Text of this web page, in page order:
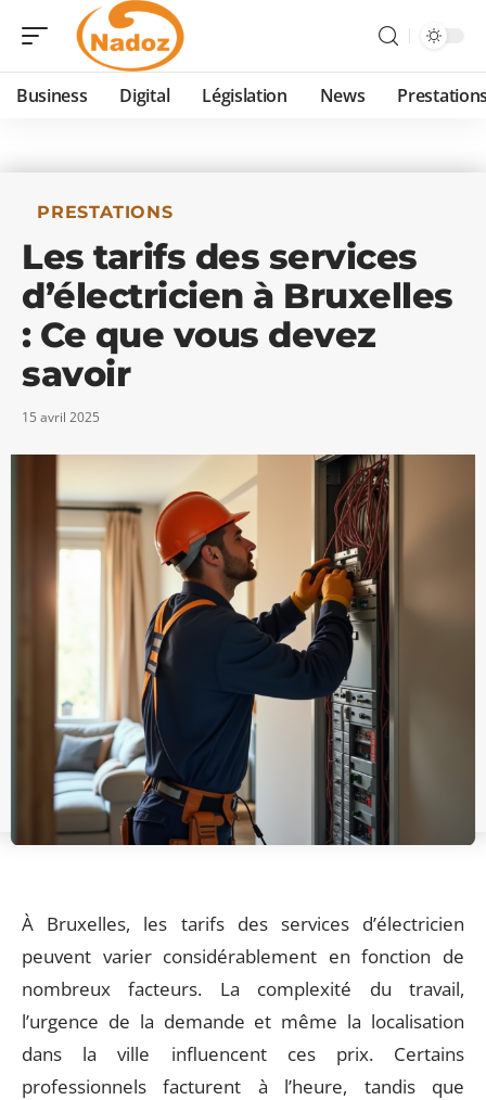
Business Digital Législation News
PRESTATIONS
Les tarifs des services
d’électricien à Bruxelles
: Ce que vous devez
savoir
15 avril 2025
À Bruxelles, les tarifs des services d’électricien
peuvent varier considérablement en fonction de
nombreux facteurs. La complexité du travail,
l’urgence de la demande et même la localisation
dans la ville influencent ces prix. Certains
professionnels facturent à l’heure, tandis que